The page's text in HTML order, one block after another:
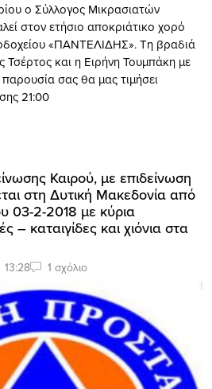
ο Σύλλογος Μικρασιατών
στον ετήσιο αποκριάτικο χορό
«ΠΑΝΤΕΛΙΔΗΣ». Τη βραδιά
και η Ειρήνη Τουμπάκη με
σας θα μας τιμήσει
21:00
Καιρού, με επιδείνωση
στη Δυτική Μακεδονία από
03-2-2018 με κύρια
– καταιγίδες και χιόνια στα
13:28 1 σχόλιο